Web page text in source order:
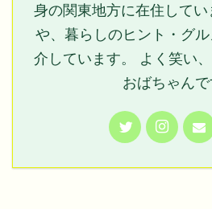
身の関東地方に在住して
や、暮らしのヒント・グ
介しています。 よく笑い
おばちゃんで